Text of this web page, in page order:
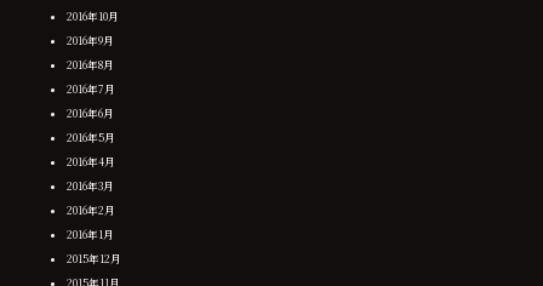
2016年10月
2016年9月
2016年8月
2016年7月
2016年6月
2016年5月
2016年4月
2016年3月
2016年2月
2016年1月
2015年12月
2015年11月